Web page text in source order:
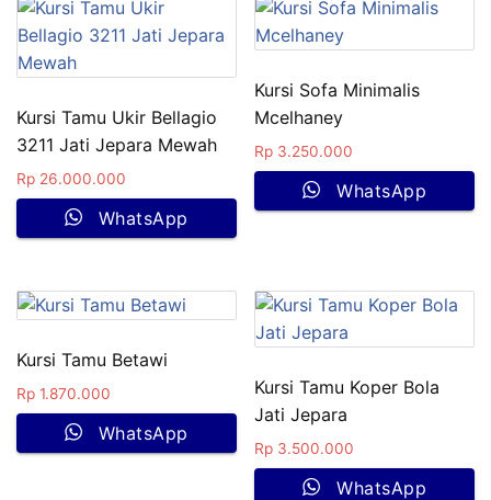
Kursi Tamu Ukir Bellagio
3211 Jati Jepara Mewah
Rp 26.000.000
WhatsApp
Kursi Sofa Minimalis
Mcelhaney
Rp 3.250.000
WhatsApp
Kursi Tamu Betawi
Rp 1.870.000
WhatsApp
Kursi Tamu Koper Bola
Jati Jepara
Rp 3.500.000
WhatsApp